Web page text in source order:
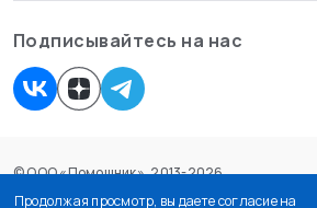
Продолжая просмотр, вы даете согласие на
Подписывайтесь на нас
© ООО «Помощник», 2013-2026.
Согласие на обработку персональных данных